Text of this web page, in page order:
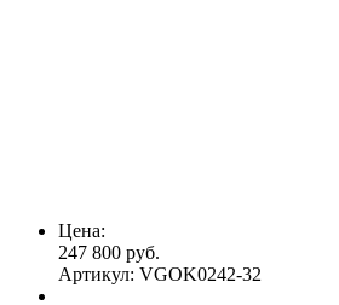
Цена:
247 800 руб.
Артикул: VGOK0242-32